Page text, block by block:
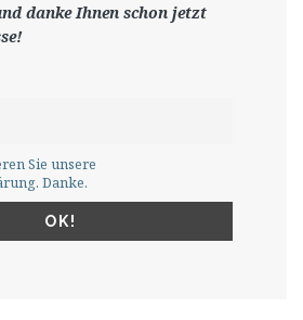
danke Ihnen schon jetzt
Sie unsere
Danke.